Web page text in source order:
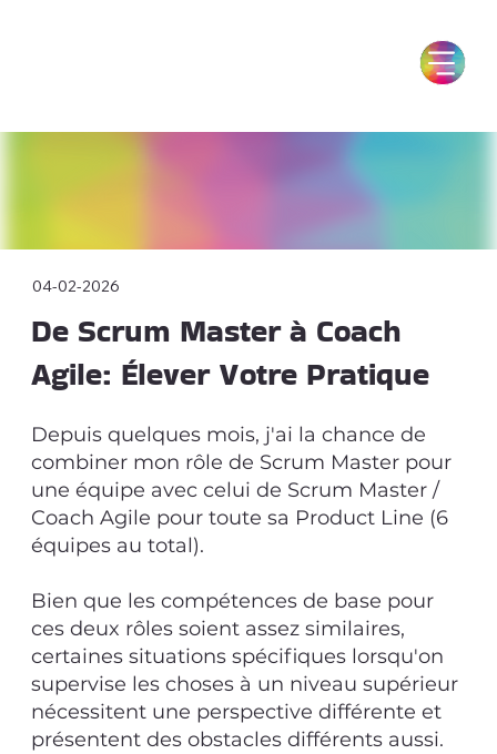
04-02-2026
De Scrum Master à Coach
Agile: Élever Votre Pratique
Depuis quelques mois, j'ai la chance de
combiner mon rôle de Scrum Master pour
une équipe avec celui de Scrum Master /
Coach Agile pour toute sa Product Line (6
équipes au total).
Bien que les compétences de base pour
ces deux rôles soient assez similaires,
certaines situations spécifiques lorsqu'on
supervise les choses à un niveau supérieur
nécessitent une perspective différente et
présentent des obstacles différents aussi.